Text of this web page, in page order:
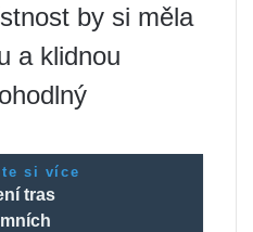
by si měla
a klidnou
si více
tras